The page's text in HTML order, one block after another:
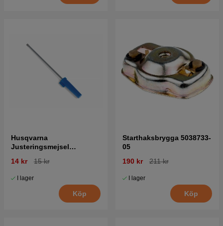
Husqvarna
Justeringsmejsel
14 kr 15 kr
I lager
Köp
Starthaksbrygga 5038733-
05
190 kr
211 kr
I lager
Köp